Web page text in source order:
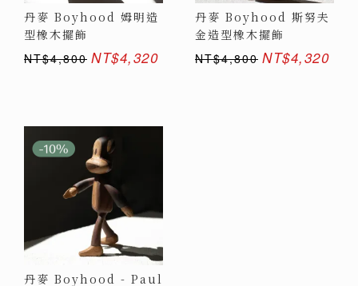
丹麥 Boyhood 姆明造
型橡木擺飾
NT$4,800 NT$4,320
丹麥 Boyhood 斯努夫
金造型橡木擺飾
NT$4,800 NT$4,320
丹麥 Boyhood - Paul